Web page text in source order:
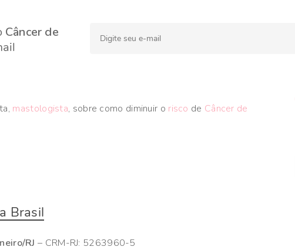
Câncer de
mastologista, sobre como diminuir o risco de Câncer de
Brasil
RJ – CRM-RJ: 5263960-5